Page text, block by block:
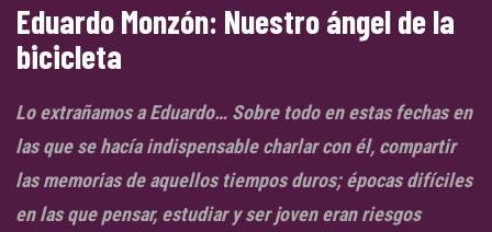
Eduardo Monzón: Nuestro ángel de la
bicicleta
Lo extrañamos a Eduardo… Sobre todo en estas fechas en
las que se hacía indispensable charlar con él, compartir
las memorias de aquellos tiempos duros; épocas difíciles
en las que pensar, estudiar y ser joven eran riesgos